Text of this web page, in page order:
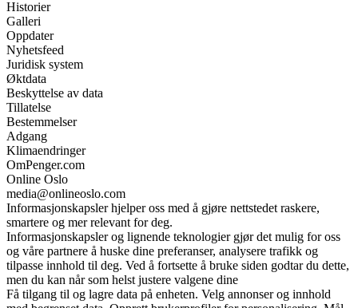
Historier
Galleri
Oppdater
Nyhetsfeed
Juridisk system
Øktdata
Beskyttelse av data
Tillatelse
Bestemmelser
Adgang
Klimaendringer
OmPenger.com
Online Oslo
media@onlineoslo.com
Informasjonskapsler hjelper oss med å gjøre nettstedet raskere,
smartere og mer relevant for deg.
Informasjonskapsler og lignende teknologier gjør det mulig for oss
og våre partnere å huske dine preferanser, analysere trafikk og
tilpasse innhold til deg. Ved å fortsette å bruke siden godtar du dette,
men du kan når som helst justere valgene dine
Få tilgang til og lagre data på enheten. Velg annonser og innhold